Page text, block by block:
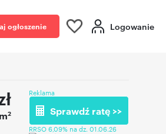
ogłoszenie Logowanie
2
Reklama
Sprawdź ratę >>
RRSO 6,09% na dz. 01.06.26